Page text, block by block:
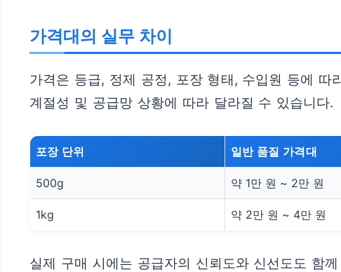
가격대의 실무 차이
가격은 등급, 정제 공정, 포장 형태, 수입원 등에
계절성 및 공급망 상황에 따라 달라질 수 있습니다.
포장 단위 일반 품질 가격대
500g 약 1만 원 ~ 2만 원
1kg 약 2만 원 ~ 4만 원
실제 구매 시에는 공급자의 신뢰도와 신선도도 함